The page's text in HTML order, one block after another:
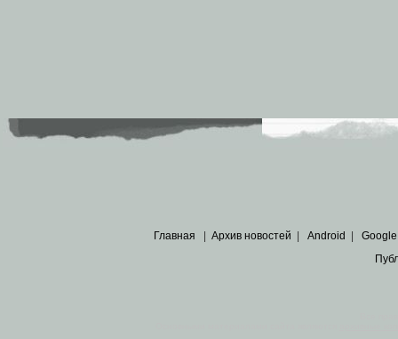
Главная Архив новостей Android Google